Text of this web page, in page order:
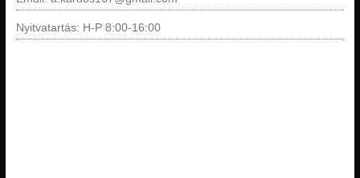
Nyitvatartás: H-P 8:00-16:00